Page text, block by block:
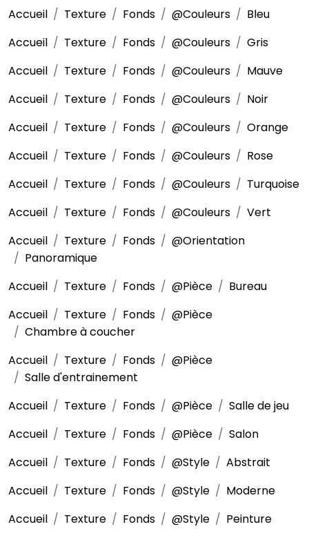
Accueil
Texture Fonds @Couleurs
Bleu
Accueil
Texture Fonds @Couleurs
Gris
Accueil
Texture Fonds @Couleurs
Mauve
Accueil
Texture Fonds @Couleurs
Noir
Accueil
Texture Fonds @Couleurs
Orange
Accueil
Texture Fonds @Couleurs
Rose
Accueil
Texture Fonds @Couleurs
Turquoise
Accueil
Texture Fonds @Couleurs
Vert
Accueil
Texture Fonds
@Orientation
Panoramique
Accueil
Texture Fonds @Pièce
Bureau
Accueil
Texture Fonds
@Pièce
Chambre à coucher
Accueil
Texture Fonds
@Pièce
Salle d'entrainement
Accueil
Texture Fonds @Pièce
Salle de jeu
Accueil
Texture Fonds @Pièce
Salon
Accueil
Texture Fonds @Style
Abstrait
Accueil
Texture Fonds @Style
Moderne
Accueil
Texture Fonds @Style Peinture